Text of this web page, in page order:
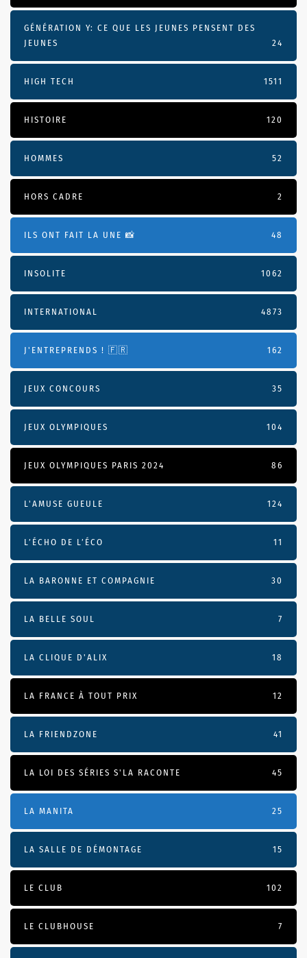
GÉNÉRATION Y: CE QUE LES JEUNES PENSENT DES
JEUNES
24
HIGH TECH 1511
HISTOIRE 120
HOMMES 52
HORS CADRE 2
ILS ONT FAIT LA UNE 📸 48
INSOLITE 1062
INTERNATIONAL 4873
J'ENTREPRENDS ! 🇫🇷 162
JEUX CONCOURS 35
JEUX OLYMPIQUES 104
JEUX OLYMPIQUES PARIS 2024 86
L'AMUSE GUEULE 124
L’ÉCHO DE L’ÉCO 11
LA BARONNE ET COMPAGNIE 30
LA BELLE SOUL 7
LA CLIQUE D'ALIX 18
LA FRANCE À TOUT PRIX 12
LA FRIENDZONE 41
LA LOI DES SÉRIES S'LA RACONTE 45
LA MANITA 25
LA SALLE DE DÉMONTAGE 15
LE CLUB 102
LE CLUBHOUSE 7